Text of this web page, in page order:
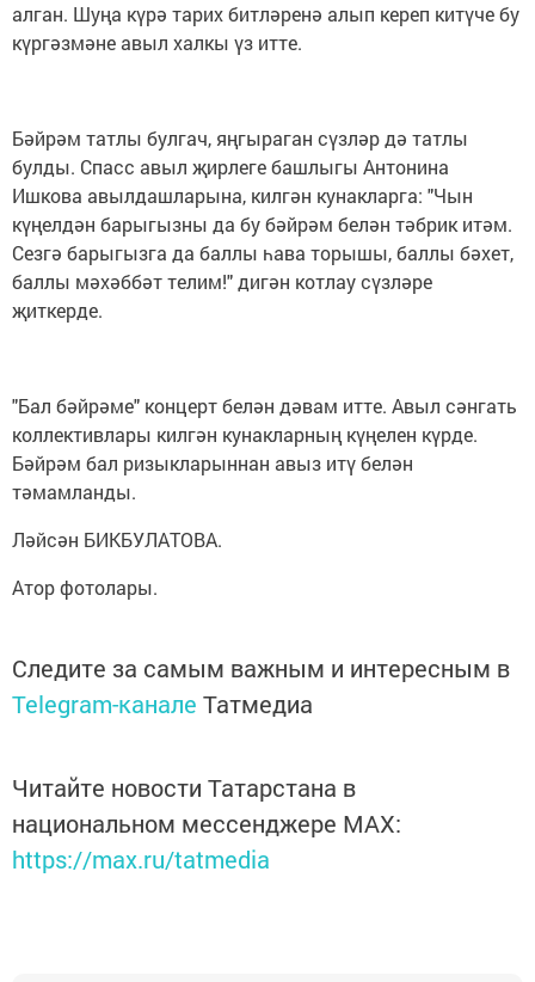
алган. Шуңа күрә тарих битләренә алып кереп китүче бу
күргәзмәне авыл халкы үз итте.
Бәйрәм татлы булгач, яңгыраган сүзләр дә татлы
булды. Спасс авыл җирлеге башлыгы Антонина
Ишкова авылдашларына, килгән кунакларга: "Чын
күңелдән барыгызны да бу бәйрәм белән тәбрик итәм.
Сезгә барыгызга да баллы һава торышы, баллы бәхет,
баллы мәхәббәт телим!" дигән котлау сүзләре
җиткерде.
"Бал бәйрәме" концерт белән дәвам итте. Авыл сәнгать
коллективлары килгән кунакларның күңелен күрде.
Бәйрәм бал ризыкларыннан авыз итү белән
тәмамланды.
Ләйсән БИКБУЛАТОВА.
Атор фотолары.
Следите за самым важным и интересным в
Telegram-канале Татмедиа
Читайте новости Татарстана в
национальном мессенджере MАХ:
https://max.ru/tatmedia